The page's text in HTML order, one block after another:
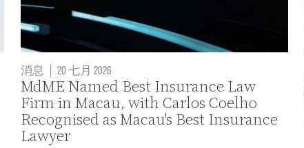
消息 | 20 七月 2026
MdME Named Best Insurance Law
Firm in Macau, with Carlos Coelho
Recognised as Macau's Best Insurance
Lawyer